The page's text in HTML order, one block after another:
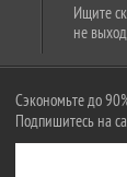
Ищите
не
Сэкономьте до
Подпишитесь на